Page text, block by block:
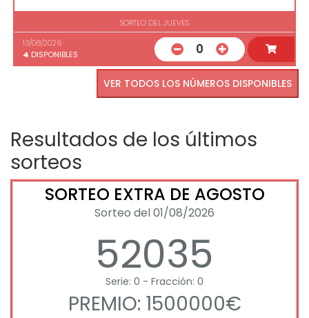
SORTEO DEL JUEVES
13/08/2026
4 DISPONIBLES 0
VER TODOS LOS NÚMEROS DISPONIBLES
Resultados de los últimos
sorteos
SORTEO EXTRA DE AGOSTO
Sorteo del 01/08/2026
52035
Serie: 0 - Fracción: 0
PREMIO: 1500000€